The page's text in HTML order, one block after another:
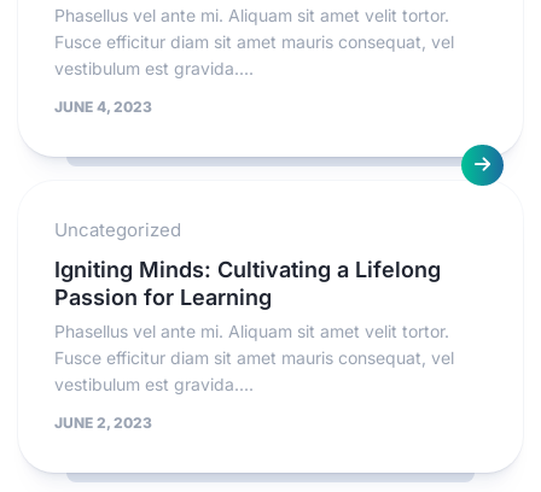
Phasellus vel ante mi. Aliquam sit amet velit tortor.
Fusce efficitur diam sit amet mauris consequat, vel
vestibulum est gravida....
JUNE 4, 2023
Uncategorized
Igniting Minds: Cultivating a Lifelong
Passion for Learning
Phasellus vel ante mi. Aliquam sit amet velit tortor.
Fusce efficitur diam sit amet mauris consequat, vel
vestibulum est gravida....
JUNE 2, 2023